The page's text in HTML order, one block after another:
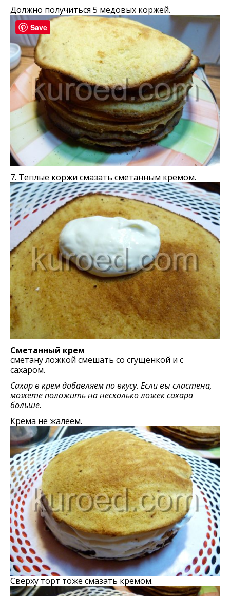
Должно получиться 5 медовых коржей.
7. Теплые коржи смазать сметанным кремом.
Сметанный крем
сметану ложкой смешать со сгущенкой и с
сахаром.
Сахар в крем добавляем по вкусу. Если вы сластена,
можете положить на несколько ложек сахара
больше.
Крема не жалеем.
Сверху торт тоже смазать кремом.
Save